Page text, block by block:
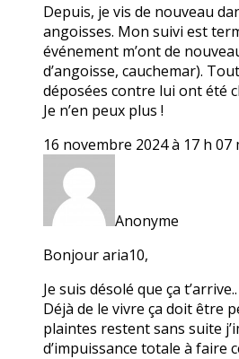
Depuis, je vis de nouveau
angoisses. Mon suivi est
événement m’ont de
d’angoisse, cauchemar).
déposées contre lui ont été
Je n’en peux plus !
16 novembre 2024 à 17 h 07
Anonyme
Bonjour aria10,
Je suis désolé que ça t’arrive..
Déjà de le vivre ça doit être
plaintes restent sans suite
d’impuissance totale à faire